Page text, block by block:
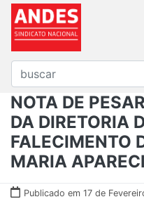
NOTA DE
DA DIRETORIA
FALECIMENTO
MARIA
Publicado em 17 de